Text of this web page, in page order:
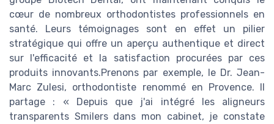
cœur de nombreux orthodontistes professionnels en
santé. Leurs témoignages sont en effet un pilier
stratégique qui offre un aperçu authentique et direct
sur l'efficacité et la satisfaction procurées par ces
produits innovants.Prenons par exemple, le Dr. Jean-
Marc Zulesi, orthodontiste renommé en Provence. Il
partage : « Depuis que j'ai intégré les aligneurs
transparents Smilers dans mon cabinet, je constate